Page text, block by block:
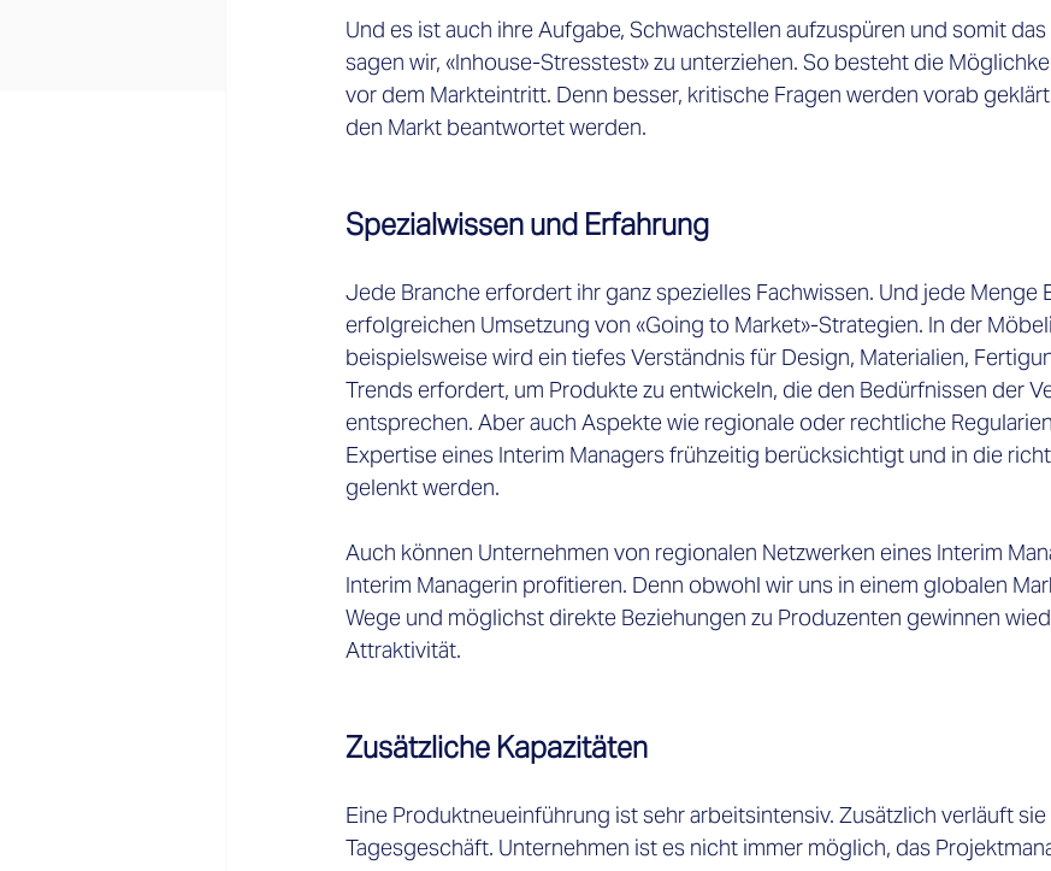
Und es ist auch ihre Aufgabe, Schwachstellen aufzuspüren und somit
sagen wir, «Inhouse-Stresstest» zu unterziehen. So besteht die
vor dem Markteintritt. Denn besser, kritische Fragen werden vorab
den Markt beantwortet werden.
Spezialwissen und Erfahrung
Jede Branche erfordert ihr ganz spezielles Fachwissen. Und jede Menge
erfolgreichen Umsetzung von «Going to Market»-Strategien. In der
beispielsweise wird ein tiefes Verständnis für Design, Materialien,
Trends erfordert, um Produkte zu entwickeln, die den Bedürfnissen der
entsprechen. Aber auch Aspekte wie regionale oder rechtliche
Expertise eines Interim Managers frühzeitig berücksichtigt und in die
gelenkt werden.
Auch können Unternehmen von regionalen Netzwerken eines Interim
Interim Managerin profitieren. Denn obwohl wir uns in einem globalen
Wege und möglichst direkte Beziehungen zu Produzenten gewinnen
Attraktivität.
Zusätzliche Kapazitäten
Eine Produktneueinführung ist sehr arbeitsintensiv. Zusätzlich verläuft sie
Tagesgeschäft. Unternehmen ist es nicht immer möglich, das